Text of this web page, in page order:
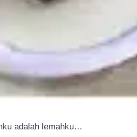
adalah lemahku…